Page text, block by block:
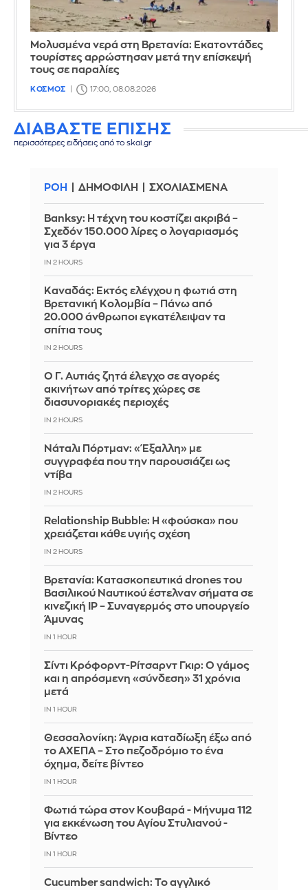
Μολυσμένα νερά στη Βρετανία: Εκατοντάδες
τουρίστες αρρώστησαν μετά την επίσκεψή
τους σε παραλίες
ΚΟΣΜΟΣ 17:00, 08.08.2026
ΔΙΑΒΑΣΤΕ ΕΠΙΣΗΣ
περισσότερες ειδήσεις από το skai.gr
ΡΟΗ ΔΗΜΟΦΙΛΗ ΣΧΟΛΙΑΣΜΕΝΑ
Banksy: Η τέχνη του κοστίζει ακριβά –
Σχεδόν 150.000 λίρες ο λογαριασμός
για 3 έργα
IN 2 HOURS
Καναδάς: Εκτός ελέγχου η φωτιά στη
Βρετανική Κολομβία – Πάνω από
20.000 άνθρωποι εγκατέλειψαν τα
σπίτια τους
IN 2 HOURS
Ο Γ. Αυτιάς ζητά έλεγχο σε αγορές
ακινήτων από τρίτες χώρες σε
διασυνοριακές περιοχές
IN 2 HOURS
Νάταλι Πόρτμαν: «Έξαλλη» με
συγγραφέα που την παρουσιάζει ως
ντίβα
IN 2 HOURS
Relationship Bubble: Η «φούσκα» που
χρειάζεται κάθε υγιής σχέση
IN 2 HOURS
Βρετανία: Κατασκοπευτικά drones του
Βασιλικού Ναυτικού έστελναν σήματα σε
κινεζική IP – Συναγερμός στο υπουργείο
Άμυνας
IN 1 HOUR
Σίντι Κρόφορντ-Ρίτσαρντ Γκιρ: Ο γάμος
και η απρόσμενη «σύνδεση» 31 χρόνια
μετά
IN 1 HOUR
Θεσσαλονίκη: Άγρια καταδίωξη έξω από
το ΑΧΕΠΑ – Στο πεζοδρόμιο το ένα
όχημα, δείτε βίντεο
IN 1 HOUR
Φωτιά τώρα στον Κουβαρά - Μήνυμα 112
για εκκένωση του Αγίου Στυλιανού -
Βίντεο
IN 1 HOUR
Cucumber sandwich: Το αγγλικό